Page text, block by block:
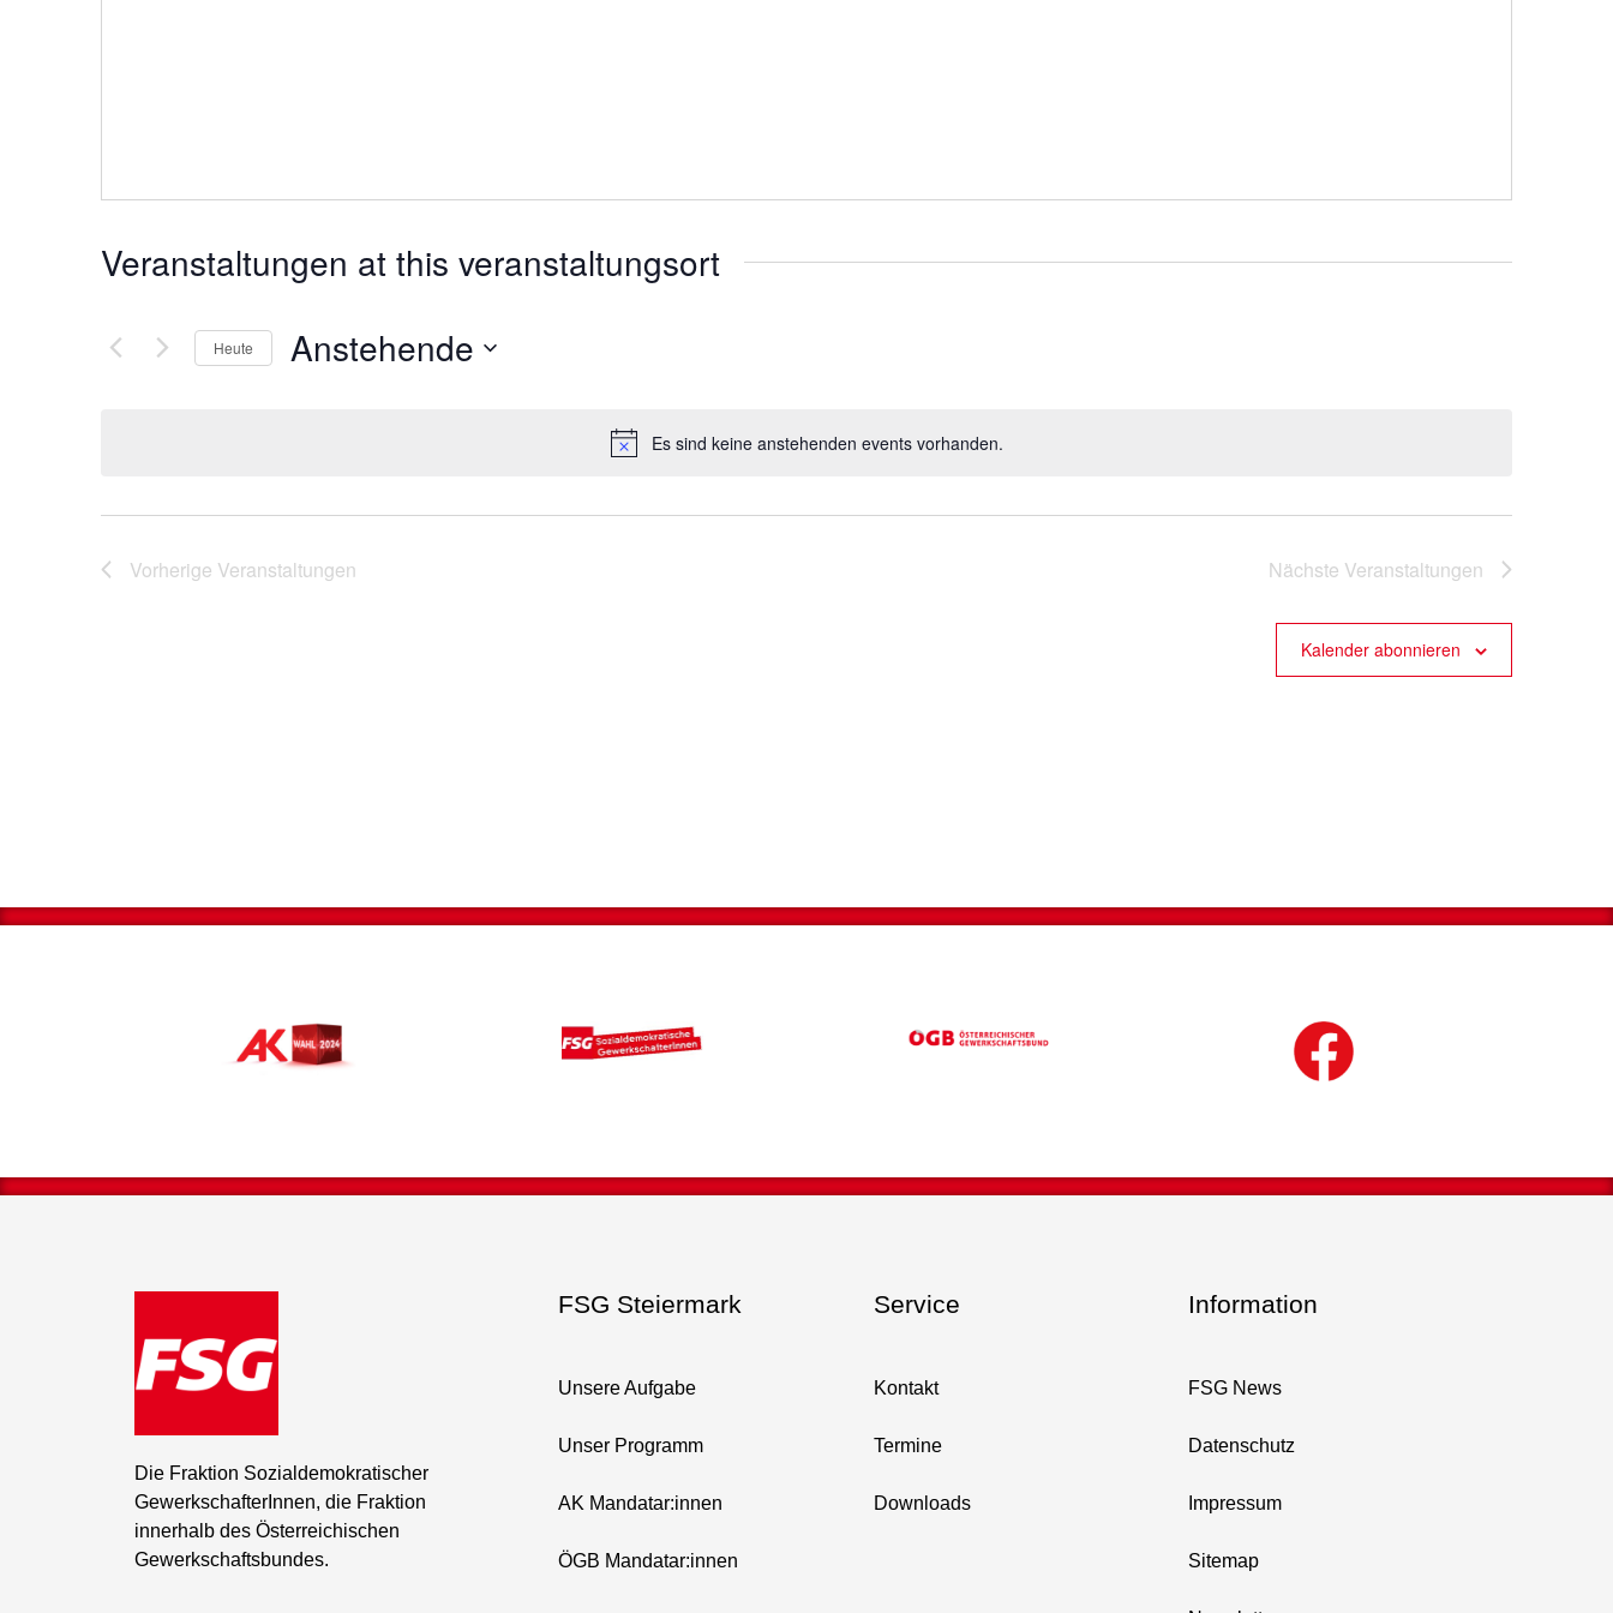
Notice
Es sind keine anstehenden events vorhanden.
Veranstaltungen at this veranstaltungsort
Heute Anstehende
Vorherige Veranstaltungen Nächste Veranstaltungen
Kalender abonnieren
Die Fraktion Sozialdemokratischer
GewerkschafterInnen, die Fraktion
innerhalb des Österreichischen
Gewerkschaftsbundes.
FSG Steiermark
Unsere Aufgabe
Unser Programm
AK Mandatar:innen
ÖGB Mandatar:innen
Service
Kontakt
Termine
Downloads
Information
FSG News
Datenschutz
Impressum
Sitemap